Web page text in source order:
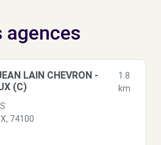
agences
LAIN CHEVRON -
(C)
1.8
km
74100